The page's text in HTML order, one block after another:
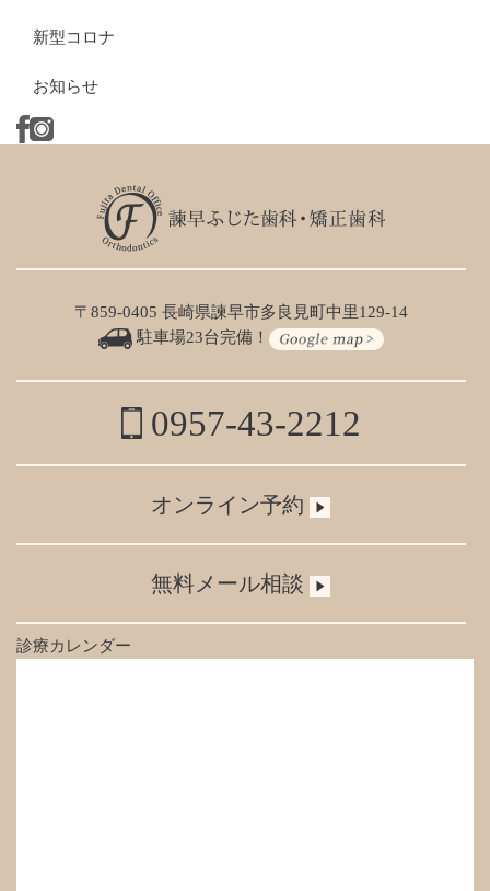
新型コロナ
お知らせ
〒859-0405 長崎県諫早市多良見町中里129-14
駐車場23台完備！
0957-43-2212
オンライン予約
無料メール相談
診療カレンダー